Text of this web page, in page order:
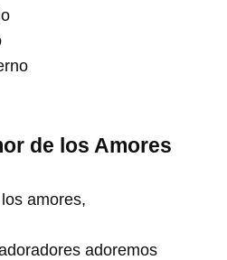
de los Amores
amores,
adoremos